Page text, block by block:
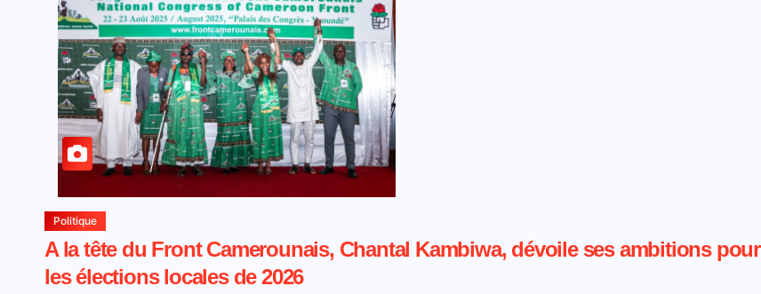
Politique
A la tête du Front Camerounais, Chantal Kambiwa, dévoile ses ambitions pour
les élections locales de 2026